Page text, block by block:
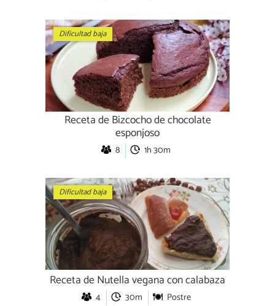
Dificultad baja
Receta de Bizcocho de chocolate
esponjoso
8 1h 30m
Dificultad baja
Receta de Nutella vegana con calabaza
4 30m Postre